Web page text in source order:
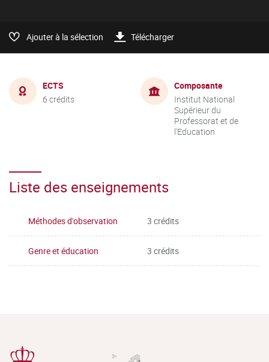
Ajouter à la sélection Télécharger
ECTS
6 crédits
Composante
Institut National
Supérieur du
Professorat et de
l'Education
Liste des enseignements
Méthodes d'observation 3 crédits
Genre et éducation 3 crédits